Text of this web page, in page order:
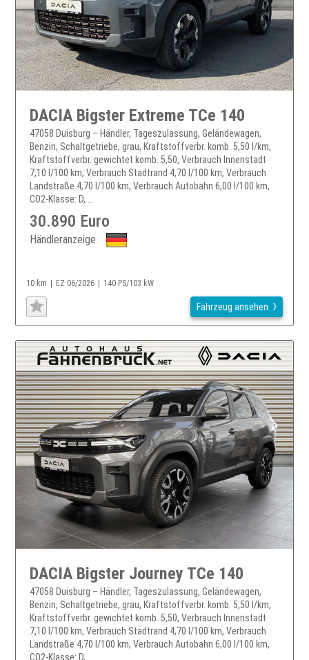
DACIA Bigster Extreme TCe 140
47058 Duisburg – Händler, Tageszulassung, Geländewagen,
Benzin, Schaltgetriebe, grau, Kraftstoffverbr. komb. 5,50 l/km,
Kraftstoffverbr. gewichtet komb. 5,50, Verbrauch Innenstadt
7,10 l/100 km, Verbrauch Stadtrand 4,70 l/100 km, Verbrauch
Landstraße 4,70 l/100 km, Verbrauch Autobahn 6,00 l/100 km,
CO2-Klasse: D, ...
30.890 Euro
Händleranzeige
10 km EZ 06/2026 140 PS/103 kW
Fahrzeug ansehen
DACIA Bigster Journey TCe 140
47058 Duisburg – Händler, Tageszulassung, Geländewagen,
Benzin, Schaltgetriebe, grau, Kraftstoffverbr. komb. 5,50 l/km,
Kraftstoffverbr. gewichtet komb. 5,50, Verbrauch Innenstadt
7,10 l/100 km, Verbrauch Stadtrand 4,70 l/100 km, Verbrauch
Landstraße 4,70 l/100 km, Verbrauch Autobahn 6,00 l/100 km,
CO2-Klasse: D, ...